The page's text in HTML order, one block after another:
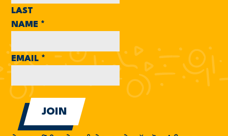
LAST
NAME *
EMAIL *